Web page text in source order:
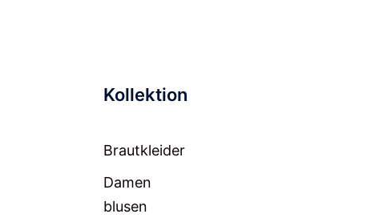
Kollektion
Brautkleider
Damen
blusen